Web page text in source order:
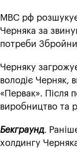
МВС рф розшукує
Черняка за
потреби
Черняку
володіє Черняк,
«Первак». Після
виробництво та
Бекграунд.
холдингу